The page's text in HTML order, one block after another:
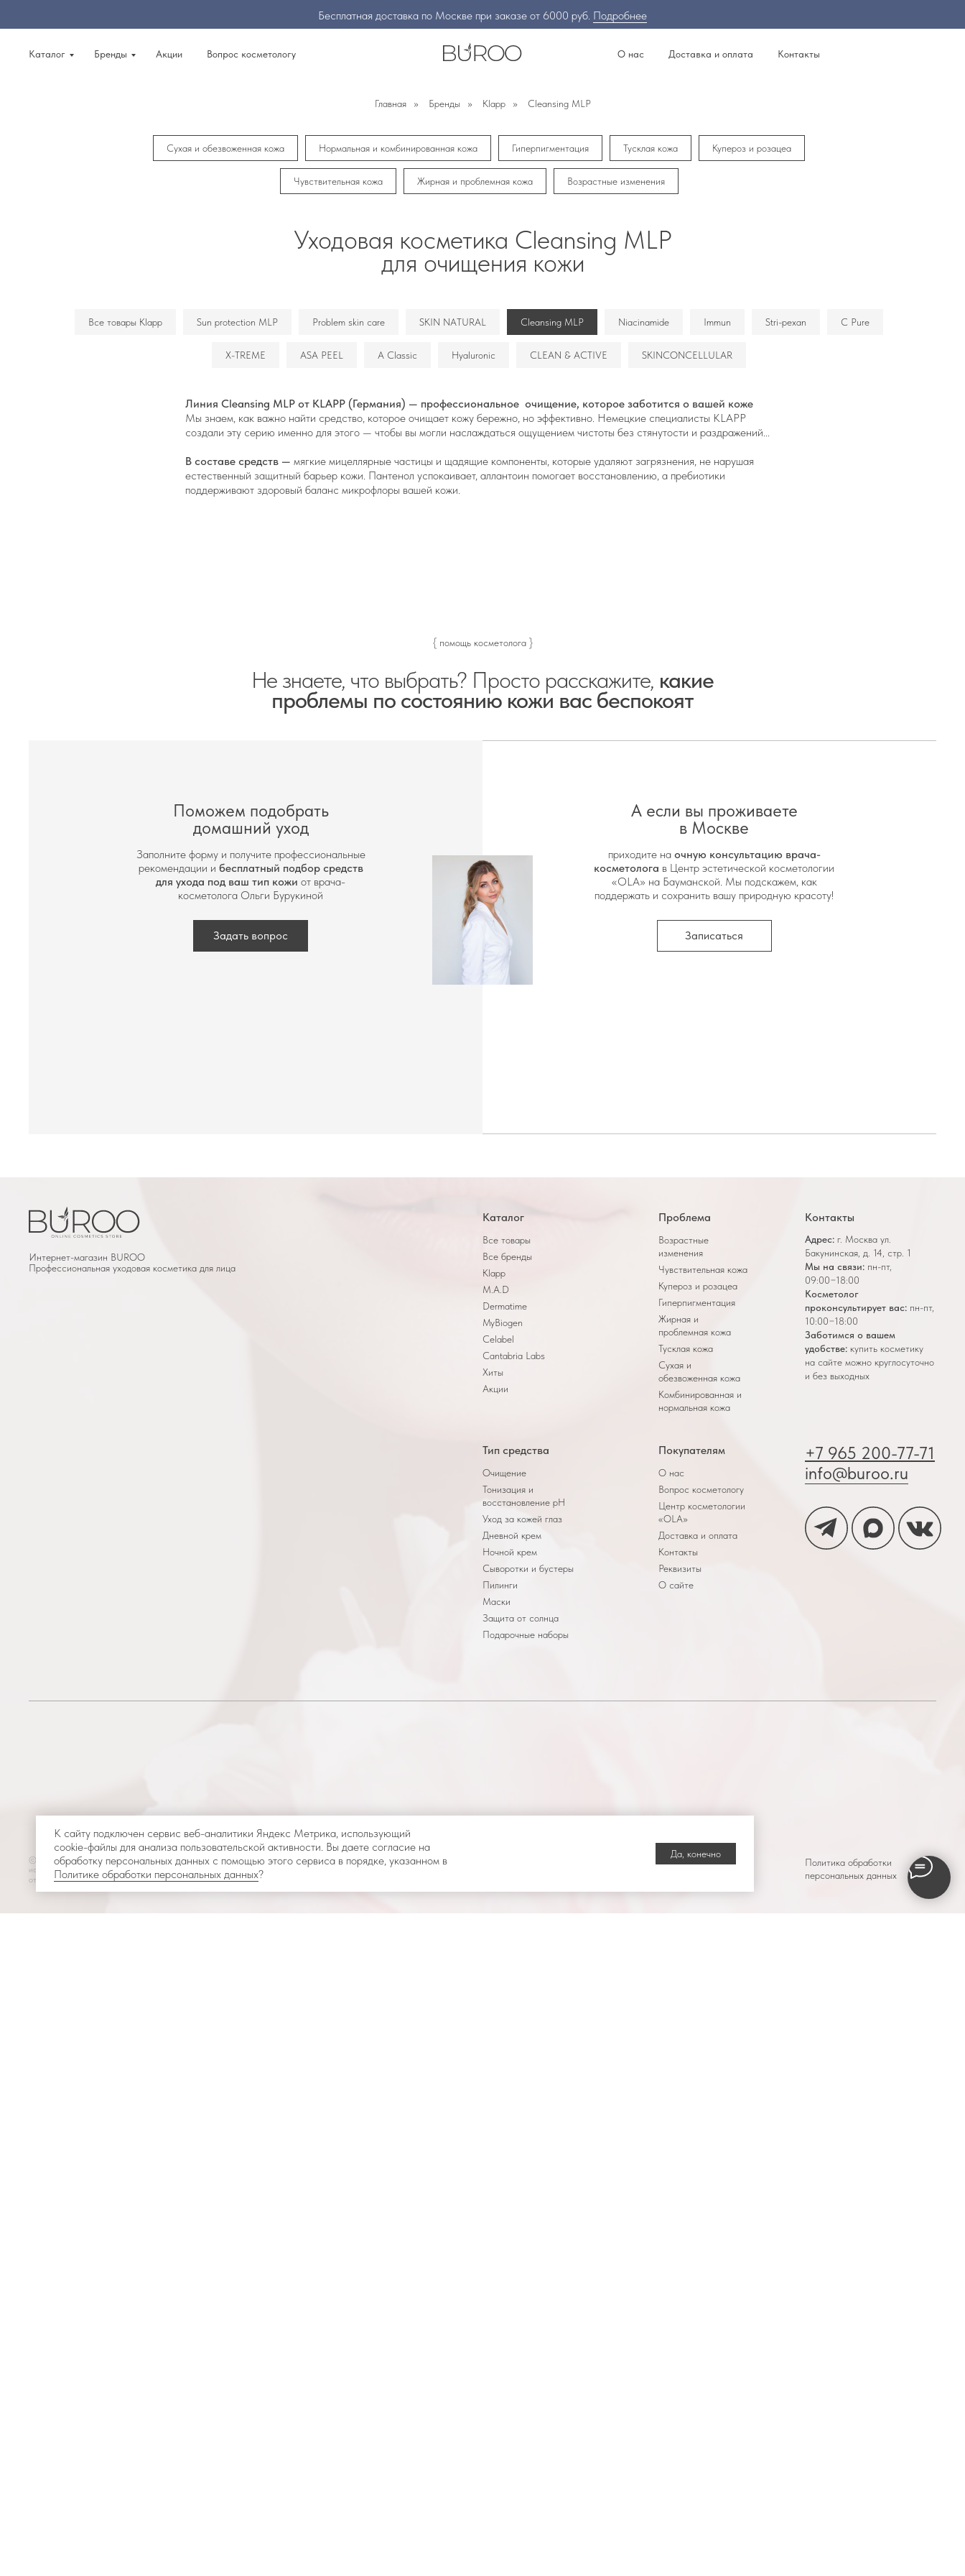
Бесплатная доставка по Москве при заказе от 6000 руб. Подробнее
Каталог Бренды Акции Вопрос косметологу О нас Доставка и оплата Контакты
Главная » Бренды » Klapp » Cleansing MLP
Сухая и обезвоженная кожа Нормальная и комбинированная кожа Гиперпигментация Тусклая кожа Купероз и розацеа
Чувствительная кожа Жирная и проблемная кожа Возрастные изменения
Уходовая косметика Cleansing MLP
для очищения кожи
Все товары Klapp Sun protection MLP Problem skin care SKIN NATURAL Cleansing MLP Niacinamide Immun Stri-pexan C Pure
X-TREME ASA PEEL A Classic Hyaluronic CLEAN & ACTIVE SKINCONCELLULAR
Линия Cleansing MLP от KLAPP (Германия) — профессиональное очищение, которое заботится о вашей коже
Мы знаем, как важно найти средство, которое очищает кожу бережно, но эффективно. Немецкие специалисты KLAPP
создали эту серию именно для этого — чтобы вы могли наслаждаться ощущением чистоты без стянутости и раздражений...
В составе средств — мягкие мицеллярные частицы и щадящие компоненты, которые удаляют загрязнения, не нарушая
естественный защитный барьер кожи. Пантенол успокаивает, аллантоин помогает восстановлению, а пребиотики
поддерживают здоровый баланс микрофлоры вашей кожи.
приходите на очную консультацию врача-
косметолога в Центр эстетической косметологии
«OLA» на Бауманской. Мы подскажем, как
поддержать и сохранить вашу природную красоту!
А если вы проживаете
в Москве
Записаться
Задать вопрос
Поможем подобрать
домашний уход
Заполните форму и получите профессиональные
рекомендации и бесплатный подбор средств
для ухода под ваш тип кожи от врача-
косметолога Ольги Бурукиной
{ помощь косметолога }
Не знаете, что выбрать? Просто расскажите, какие
проблемы по состоянию кожи вас беспокоят
Адрес: г. Москва ул.
Бакунинская, д. 14, стр. 1
Мы на связи: пн-пт,
09:00−18:00
Косметолог
проконсультирует вас: пн-пт,
10:00−18:00
Заботимся о вашем
удобстве: купить косметику
на сайте можно круглосуточно
и без выходных
Контакты
О нас
Доставка и оплата
Центр косметологии
«OLA»
Вопрос косметологу
О сайте
Реквизиты
Контакты
Покупателям
Тусклая кожа
Жирная и
проблемная кожа
Комбинированная и
нормальная кожа
Сухая и
обезвоженная кожа
Гиперпигментация
Купероз и розацеа
Возрастные
изменения
Чувствительная кожа
Проблема
Тонизация и
восстановление pH
Очищение
Уход за кожей глаз
Дневной крем
Пилинги
Маски
Подарочные наборы
Защита от солнца
Ночной крем
Сыворотки и бустеры
Политика обработки
персональных данных
© 2025-2026 Интернет магазин «BUROО» Все права защищены. Копирование и иное
использование материалов с сайта без разрешения правообладателя запрещено и влечет
ответственность, предусмотренную действующим законодательством
Тип средства
Каталог
MyBiogen
Dermatime
Хиты
Акции
Cantabria Labs
Celabel
M.A.D
Klapp
+7 965 200-77-71
info@buroo.ru
Все товары
Все бренды
Интернет-магазин BUROО
Профессиональная уходовая косметика для лица
К сайту подключен сервис веб-аналитики Яндекс Метрика, использующий
cookie-файлы для анализа пользовательской активности. Вы даете согласие на
обработку персональных данных с помощью этого сервиса в порядке, указанном в
Политике обработки персональных данных?
Да, конечно